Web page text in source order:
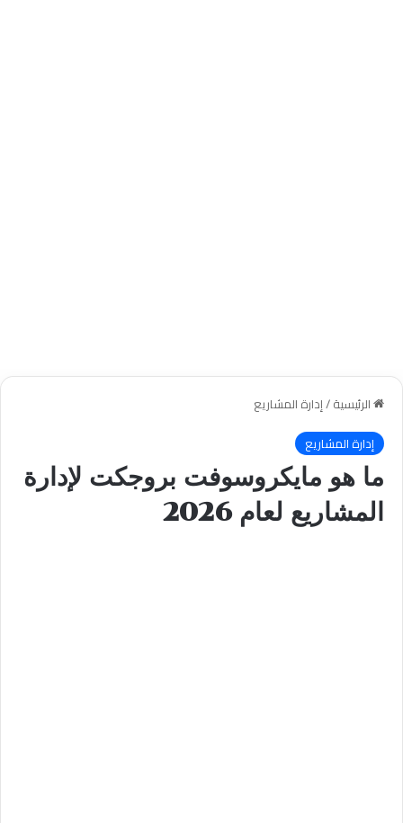
الرئيسية/إدارة المشاريع
إدارة المشاريع
ما هو مايكروسوفت بروجكت لإدارة
المشاريع لعام 2026